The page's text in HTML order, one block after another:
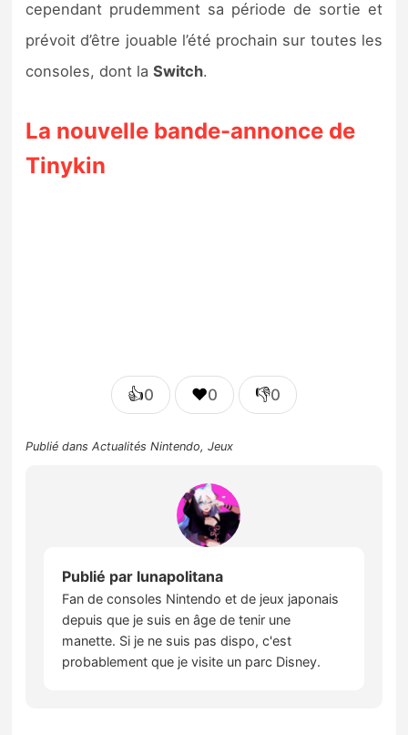
cependant prudemment sa période de sortie et
prévoit d’être jouable l’été prochain sur toutes les
consoles, dont laSwitch.
La nouvelle bande-annonce de
Tinykin
👍0 ❤️0 👎0
Publié dansActualités Nintendo,Jeux
Publié par lunapolitana
Fan de consoles Nintendo et de jeux japonais
depuis que je suis en âge de tenir une
manette. Si je ne suis pas dispo, c'est
probablement que je visite un parc Disney.